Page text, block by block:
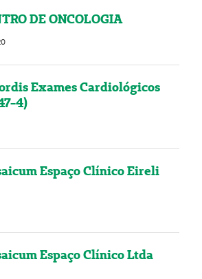
DE ONCOLOGIA
Exames Cardiológicos
4)
Espaço Clínico Eireli
Espaço Clínico Ltda